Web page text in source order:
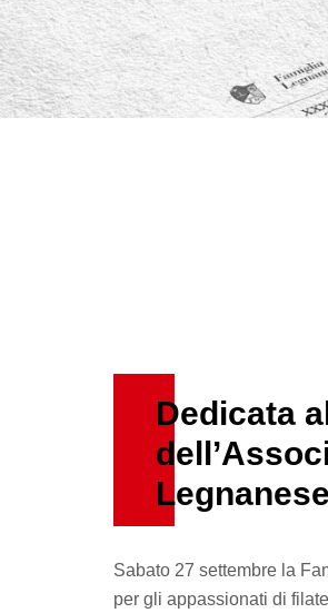
Dedicata
Legnanese
Sabato 27 settembre la
per gli appassionati di